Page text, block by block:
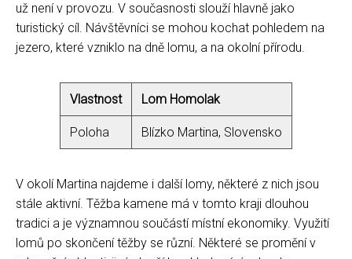
už není v provozu. V současnosti slouží hlavně jako
turistický cíl. Návštěvníci se mohou kochat pohledem na
jezero, které vzniklo na dně lomu, a na okolní přírodu.
Vlastnost Lom Homolak
Poloha Blízko Martina, Slovensko
V okolí Martina najdeme i další lomy, některé z nich jsou
stále aktivní. Těžba kamene má v tomto kraji dlouhou
tradici a je významnou součástí místní ekonomiky. Využití
lomů po skončení těžby se různí. Některé se promění v